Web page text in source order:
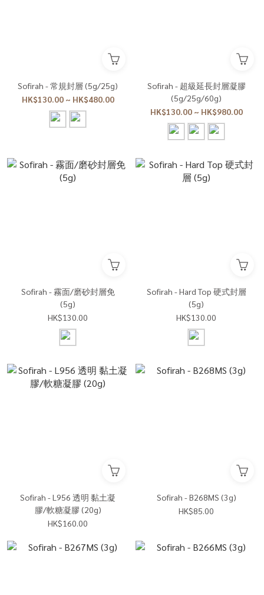
Sofirah - 常規封層 (5g/25g)
HK$130.00 ~ HK$480.00
Sofirah - 超級延長封層凝膠
(5g/25g/60g)
HK$130.00 ~ HK$980.00
Sofirah - 霧面/磨砂封層免
(5g)
HK$130.00
Sofirah - Hard Top 硬式封層
(5g)
HK$130.00
Sofirah - L956 透明 黏土凝
膠/軟糖凝膠 (20g)
HK$160.00
Sofirah - B268MS (3g)
HK$85.00